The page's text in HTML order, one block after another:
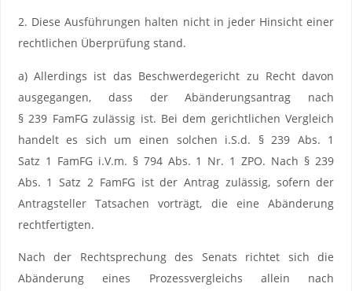
2. Diese Ausführungen halten nicht in jeder Hinsicht einer
rechtlichen Überprüfung stand.
a) Allerdings ist das Beschwerdegericht zu Recht davon
ausgegangen, dass der Abänderungsantrag nach
§ 239 FamFG zulässig ist. Bei dem gerichtlichen Vergleich
handelt es sich um einen solchen i.S.d. § 239 Abs. 1
Satz 1 FamFG i.V.m. § 794 Abs. 1 Nr. 1 ZPO. Nach § 239
Abs. 1 Satz 2 FamFG ist der Antrag zulässig, sofern der
Antragsteller Tatsachen vorträgt, die eine Abänderung
rechtfertigten.
Nach der Rechtsprechung des Senats richtet sich die
Abänderung eines Prozessvergleichs allein nach